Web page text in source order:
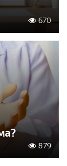
670
879